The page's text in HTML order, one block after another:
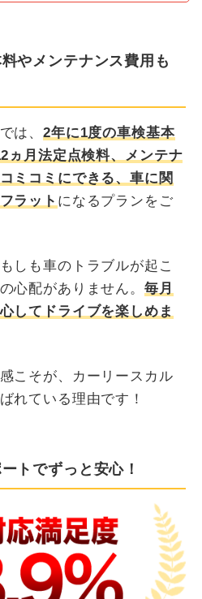
やメンテナンス費用も
は、2年に1度の車検基本
ヵ月法定点検料、メンテナ
ミコミにできる、車に関
ラット になるプランをご
しも車のトラブルが起こ
心配がありません。 毎月
してドライブを楽しめま
こそが、カーリースカル
れている理由です！
トでずっと安心！